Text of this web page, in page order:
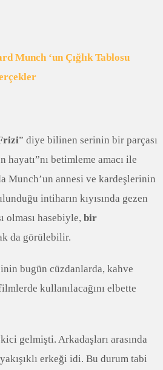
Munch ‘un Çığlık Tablosu
” diye bilinen serinin bir parçası
betimleme amacı ile
Munch’un annesi ve kardeşlerinin
intiharın kıyısında gezen
olması hasebiyle, bir
da görülebilir.
bugün cüzdanlarda, kahve
kullanılacağını elbette
gelmişti. Arkadaşları arasında
erkeği idi. Bu durum tabi